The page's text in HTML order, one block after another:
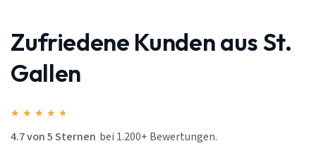
Zufriedene Kunden aus St.
Gallen
★ ★ ★ ★ ★
4.7 von 5 Sternen bei 1.200+ Bewertungen.